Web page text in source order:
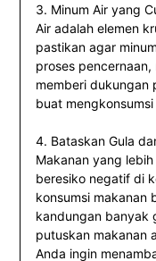
3. Minum Air yang
Air adalah elemen
pastikan agar
proses
memberi dukungan
buat
4. Bataskan Gula
Makanan yang
beresiko negatif di
konsumsi makanan
kandungan banyak
putuskan makanan
Anda ingin